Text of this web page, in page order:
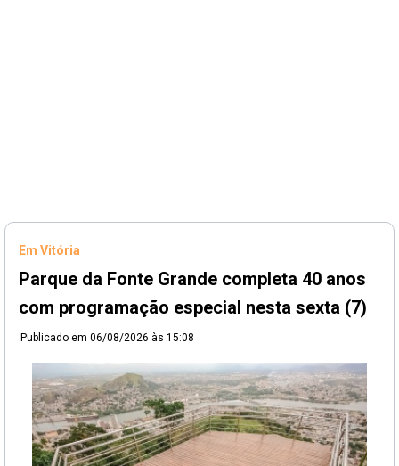
Em Vitória
Parque da Fonte Grande completa 40 anos
com programação especial nesta sexta (7)
Publicado em 06/08/2026 às 15:08